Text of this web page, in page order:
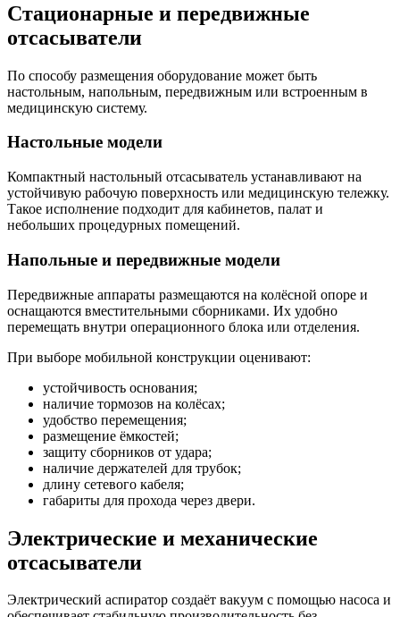
Стационарные и передвижные
отсасыватели
По способу размещения оборудование может быть
настольным, напольным, передвижным или встроенным в
медицинскую систему.
Настольные модели
Компактный настольный отсасыватель устанавливают на
устойчивую рабочую поверхность или медицинскую тележку.
Такое исполнение подходит для кабинетов, палат и
небольших процедурных помещений.
Напольные и передвижные модели
Передвижные аппараты размещаются на колёсной опоре и
оснащаются вместительными сборниками. Их удобно
перемещать внутри операционного блока или отделения.
При выборе мобильной конструкции оценивают:
устойчивость основания;
наличие тормозов на колёсах;
удобство перемещения;
размещение ёмкостей;
защиту сборников от удара;
наличие держателей для трубок;
длину сетевого кабеля;
габариты для прохода через двери.
Электрические и механические
отсасыватели
Электрический аспиратор создаёт вакуум с помощью насоса и